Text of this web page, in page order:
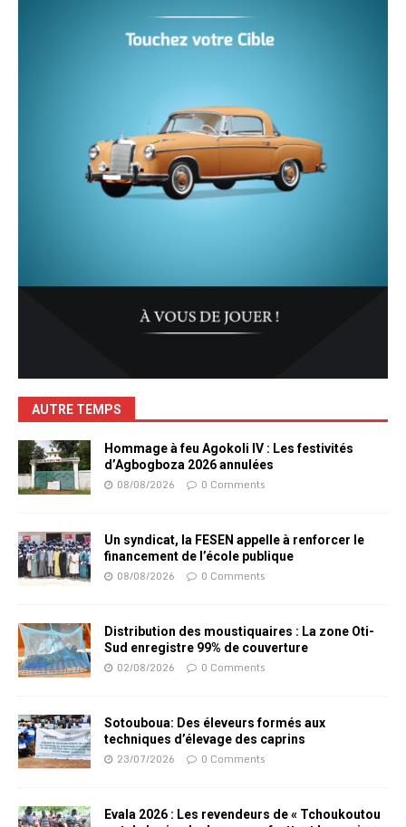
AUTRE TEMPS
Hommage à feu Agokoli IV : Les festivités
d’Agbogboza 2026 annulées
08/08/2026 0 Comments
Un syndicat, la FESEN appelle à renforcer le
financement de l’école publique
08/08/2026 0 Comments
Distribution des moustiquaires : La zone Oti-
Sud enregistre 99% de couverture
02/08/2026 0 Comments
Sotouboua: Des éleveurs formés aux
techniques d’élevage des caprins
23/07/2026 0 Comments
Evala 2026 : Les revendeurs de « Tchoukoutou